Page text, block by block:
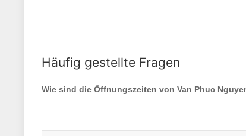
Häufig gestellte Fragen
Wie sind die Öffnungszeiten von Van Phuc